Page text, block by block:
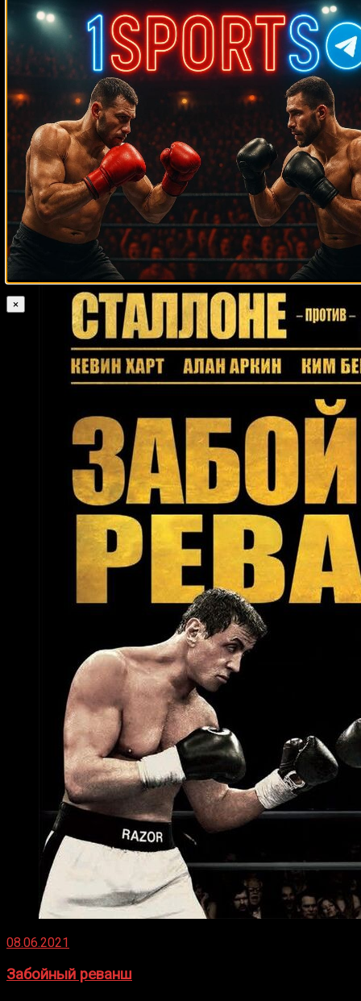
Случайные боксеры
Рекс Лейн Уэйн Мартелл Марк Ривера Албен Белински
Марио
Барриос
Энтони Хэншоу Генри Бьюкенен Мэтт Легг Роке Кассиани
Александр Поветкин Айк Куарти Джейми Малларки Джо
Липси Крис Юбэнк Винни Пациенца Владимир
Гендлин Дерек Уильямс
Эдди Нилсон
Джимми Хайнес
Келли Павлик Крис Арреола Пэдди Пимблетт
Лу
Саварезе Хосе Валенсуэла Фрэнк Санторе
Геннадий
Головкин Фернандо Варгас Джефф Лалли Рикардо Спайн Хуан
Диас Джейк Родригес Билли Митчем Бенито Родригес Сантандер
Сильгадо Аманда Лемос Колби Ковингтон Дэвид Джако Джой
Гамаче
Акасио Симбаджон Исраэль Адесанья Хосе Педраса
Пол
Ллойд Патрис Л’Эро Авни Йылдырым
08.06.2021
Забойный реванш
×